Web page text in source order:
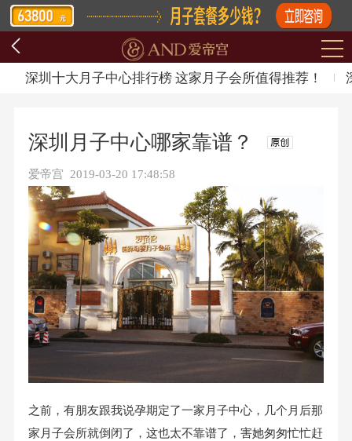
深圳十大月子中心排行榜 这家月子会所值得推荐！
深圳月子中心哪家靠谱？
爱帝宫 2019-03-20 17:48:58
之前，有朋友跟我说孕期定了一家月子中心，几个月后那
家月子会所就倒闭了，这也太不靠谱了，害她匆匆忙忙赶